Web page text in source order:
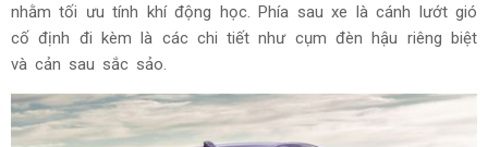
nhằm tối ưu tính khí động học. Phía sau xe là cánh lướt gió
cố định đi kèm là các chi tiết như cụm đèn hậu riêng biệt
và cản sau sắc sảo.